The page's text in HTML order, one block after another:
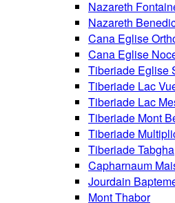
Nazareth
Nazareth
Cana Eglise
Cana Eglise
Tiberiade Eglise
Tiberiade Lac
Tiberiade Lac
Tiberiade Mont
Tiberiade
Tiberiade Tabgha
Capharnaum
Jourdain
Mont Thabor